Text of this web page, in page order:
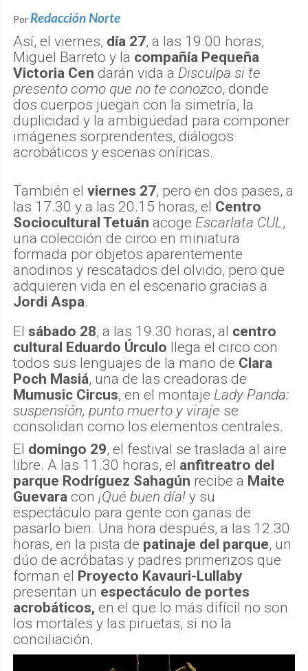
Por Redacción Norte
Así, el viernes, día 27, a las 19.00 horas,
Miguel Barreto y la compañía Pequeña
Victoria Cen darán vida a Disculpa si te
presento como que no te conozco, donde
dos cuerpos juegan con la simetría, la
duplicidad y la ambigüedad para componer
imágenes sorprendentes, diálogos
acrobáticos y escenas oníricas.
También el viernes 27, pero en dos pases, a
las 17.30 y a las 20.15 horas, el Centro
Sociocultural Tetuán acoge Escarlata CUL,
una colección de circo en miniatura
formada por objetos aparentemente
anodinos y rescatados del olvido, pero que
adquieren vida en el escenario gracias a
Jordi Aspa.
El sábado 28, a las 19.30 horas, al centro
cultural Eduardo Úrculo llega el circo con
todos sus lenguajes de la mano de Clara
Poch Masiá, una de las creadoras de
Mumusic Circus, en el montaje Lady Panda:
suspensión, punto muerto y viraje se
consolidan como los elementos centrales.
El domingo 29, el festival se traslada al aire
libre. A las 11.30 horas, el anfitreatro del
parque Rodríguez Sahagún recibe a Maite
Guevara con ¡Qué buen día! y su
espectáculo para gente con ganas de
pasarlo bien. Una hora después, a las 12.30
horas, en la pista de patinaje del parque, un
dúo de acróbatas y padres primerizos que
forman el Proyecto Kavauri-Lullaby
presentan un espectáculo de portes
acrobáticos, en el que lo más difícil no son
los mortales y las piruetas, si no la
conciliación.